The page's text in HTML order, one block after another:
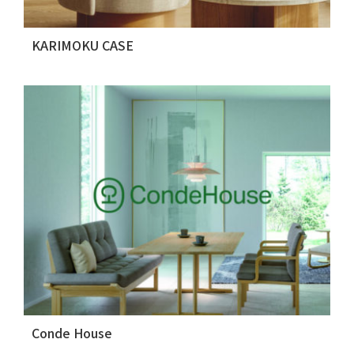
KARIMOKU CASE
Conde House